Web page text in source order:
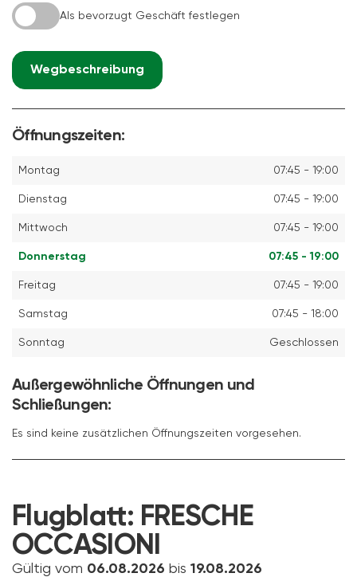
Als bevorzugt Geschäft festlegen
Wegbeschreibung
Öffnungszeiten:
Montag 07:45 - 19:00
Dienstag 07:45 - 19:00
Mittwoch 07:45 - 19:00
Donnerstag 07:45 - 19:00
Freitag 07:45 - 19:00
Samstag 07:45 - 18:00
Sonntag Geschlossen
Außergewöhnliche Öffnungen und
Schließungen:
Es sind keine zusätzlichen Öffnungszeiten vorgesehen.
Flugblatt: FRESCHE
OCCASIONI
Gültig vom 06.08.2026 bis 19.08.2026